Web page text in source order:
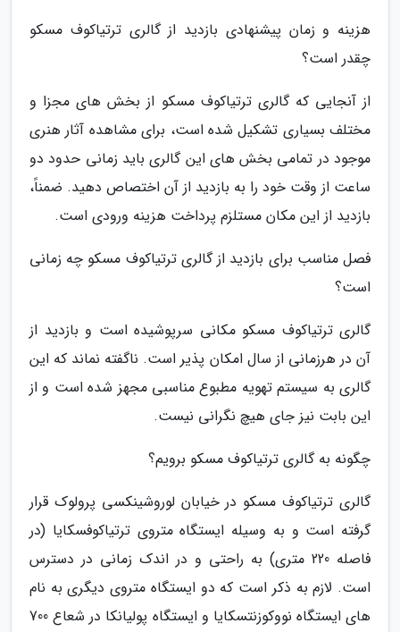
هزینه و زمان پیشنهادی بازدید از گالری ترتیاکوف مسکو
چقدر است؟
از آنجایی که گالری ترتیاکوف مسکو از بخش های مجزا و
مختلف بسیاری تشکیل شده است، برای مشاهده آثار هنری
موجود در تمامی بخش های این گالری باید زمانی حدود دو
ساعت از وقت خود را به بازدید از آن اختصاص دهید. ضمناً،
بازدید از این مکان مستلزم پرداخت هزینه ورودی است.
فصل مناسب برای بازدید از گالری ترتیاکوف مسکو چه زمانی
است؟
گالری ترتیاکوف مسکو مکانی سرپوشیده است و بازدید از
آن در هرزمانی از سال امکان پذیر است. ناگفته نماند که این
گالری به سیستم تهویه مطبوع مناسبی مجهز شده است و از
این بابت نیز جای هیچ نگرانی نیست.
چگونه به گالری ترتیاکوف مسکو برویم؟
گالری ترتیاکوف مسکو در خیابان لوروشینکسی پرولوک قرار
گرفته است و به وسیله ایستگاه متروی ترتیاکوفسکایا (در
فاصله 220 متری) به راحتی و در اندک زمانی در دسترس
است. لازم به ذکر است که دو ایستگاه متروی دیگری به نام
های ایستگاه نووکوزنتسکایا و ایستگاه پولیانکا در شعاع 700